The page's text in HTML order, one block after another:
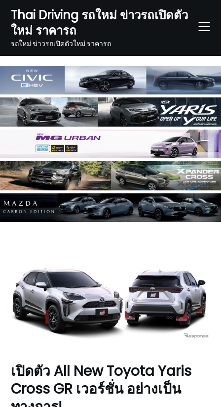
content
Thai Driving รถใหม่ ข่าวรถเปิดตัว
ใหม่ ราคารถ
รถใหม่ ข่าวรถเปิดตัวใหม่ ราคารถ
เปิดตัว All New Toyota Yaris
Cross GR เวอร์ชั่น อย่างเป็น